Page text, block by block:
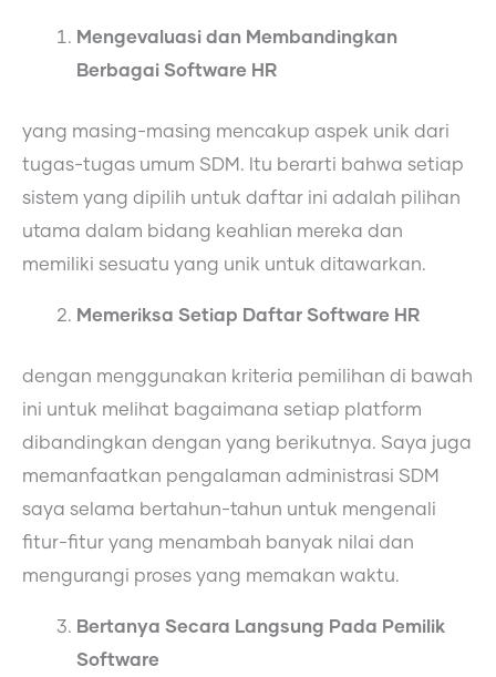
Mengevaluasi dan Membandingkan
Berbagai Software HR
yang masing-masing mencakup aspek unik dari
tugas-tugas umum SDM. Itu berarti bahwa setiap
sistem yang dipilih untuk daftar ini adalah pilihan
utama dalam bidang keahlian mereka dan
memiliki sesuatu yang unik untuk ditawarkan.
Memeriksa Setiap Daftar Software HR
dengan menggunakan kriteria pemilihan di bawah
ini untuk melihat bagaimana setiap platform
dibandingkan dengan yang berikutnya. Saya juga
memanfaatkan pengalaman administrasi SDM
saya selama bertahun-tahun untuk mengenali
fitur-fitur yang menambah banyak nilai dan
mengurangi proses yang memakan waktu.
Bertanya Secara Langsung Pada Pemilik
Software